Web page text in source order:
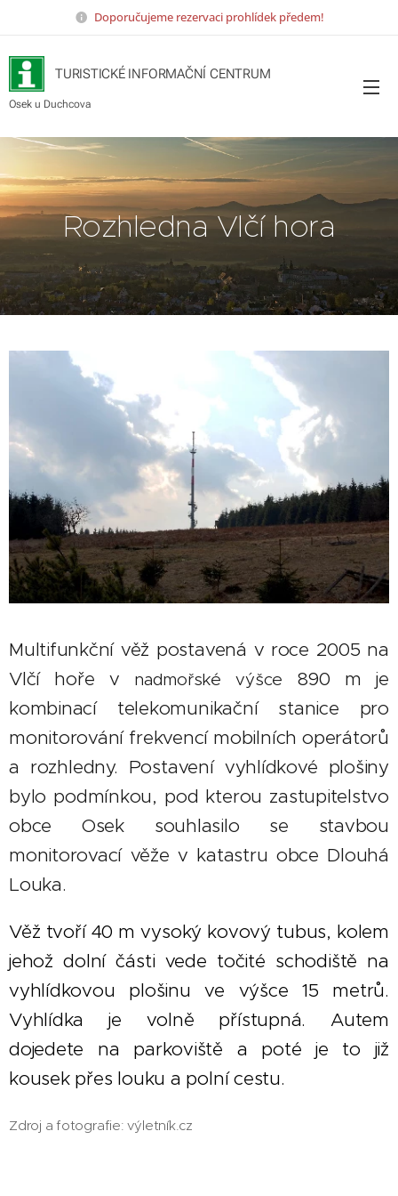
Doporučujeme rezervaci prohlídek předem!
TURISTICKÉ INFORMAČNÍ CENTRUM
Osek u Duchcova
Rozhledna Vlčí hora
Multifunkční věž postavená v roce 2005 na
Vlčí hoře v nadmořské výšce 890 m je
kombinací telekomunikační stanice pro
monitorování frekvencí mobilních operátorů
a rozhledny. Postavení vyhlídkové plošiny
bylo podmínkou, pod kterou zastupitelstvo
obce Osek souhlasilo se stavbou
monitorovací věže v katastru obce Dlouhá
Louka.
Věž tvoří 40 m vysoký kovový tubus, kolem
jehož dolní části vede točité schodiště na
vyhlídkovou plošinu ve výšce 15 metrů.
Vyhlídka je volně přístupná. Autem
dojedete na parkoviště a poté je to již
kousek přes louku a polní cestu.
Zdroj a fotografie: výletník.cz